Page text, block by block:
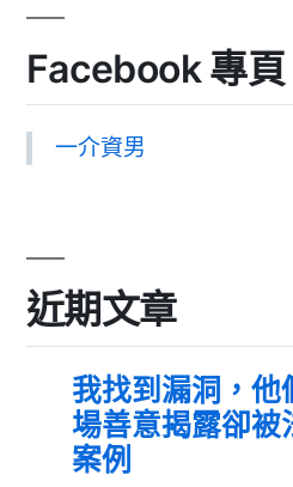
Facebook 專頁
一介資男
近期文章
我找到漏洞，他
場善意揭露卻被
案例